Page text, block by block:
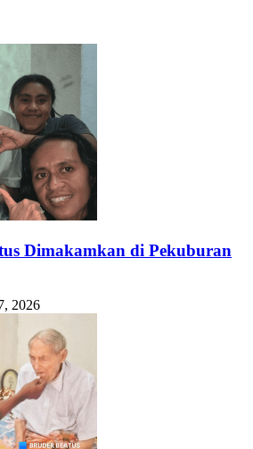
Dimakamkan di Pekuburan
2026